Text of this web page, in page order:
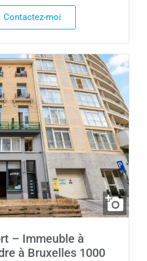
Contactez-moi
– Immeuble à
à Bruxelles 1000